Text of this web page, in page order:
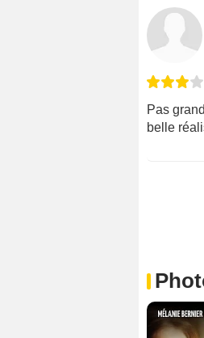
Pas
belle